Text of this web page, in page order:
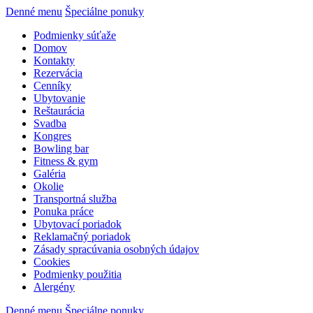
Denné menu Špeciálne ponuky
Podmienky súťaže
Domov
Kontakty
Rezervácia
Cenníky
Ubytovanie
Reštaurácia
Svadba
Kongres
Bowling bar
Fitness & gym
Galéria
Okolie
Transportná služba
Ponuka práce
Ubytovací poriadok
Reklamačný poriadok
Zásady spracúvania osobných údajov
Cookies
Podmienky použitia
Alergény
Denné menu Špeciálne ponuky